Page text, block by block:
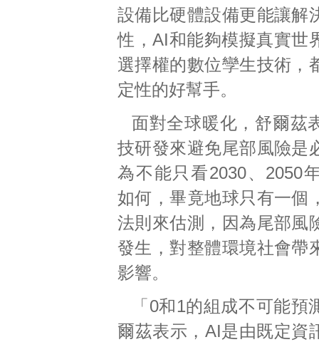
設備比硬體設備更能讓解
性，AI和能夠模擬真實世
選擇權的數位孿生技術，
定性的好幫手。
面對全球暖化，舒爾茲
技研發來避免尾部風險是
為不能只看2030、2050
如何，畢竟地球只有一個
法則來估測，因為尾部風
發生，對整體環境社會帶
影響。
「0和1的組成不可能預
爾茲表示，AI是由既定資